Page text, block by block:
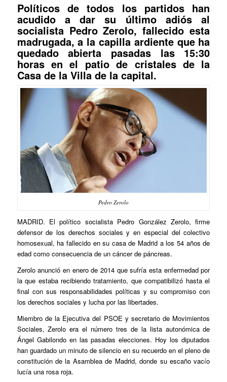
Políticos de todos los partidos han
acudido a dar su último adiós al
socialista Pedro Zerolo, fallecido esta
madrugada, a la capilla ardiente que ha
quedado abierta pasadas las 15:30
horas en el patio de cristales de la
Casa de la Villa de la capital.
Pedro Zerolo
MADRID. El político socialista Pedro González Zerolo, firme
defensor de los derechos sociales y en especial del colectivo
homosexual, ha fallecido en su casa de Madrid a los 54 años de
edad como consecuencia de un cáncer de páncreas.
Zerolo anunció en enero de 2014 que sufría esta enfermedad por
la que estaba recibiendo tratamiento, que compatibilizó hasta el
final con sus responsabilidades políticas y su compromiso con
los derechos sociales y lucha por las libertades.
Miembro de la Ejecutiva del PSOE y secretario de Movimientos
Sociales, Zerolo era el número tres de la lista autonómica de
Ángel Gabilondo en las pasadas elecciones. Hoy los diputados
han guardado un minuto de silencio en su recuerdo en el pleno de
constitución de la Asamblea de Madrid, donde su escaño vacío
lucía una rosa roja.